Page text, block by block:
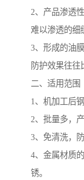
2、产品渗透
难以渗透的细
3、形成的油
防护效果往往
二、适用范围
1、机加工后
2、批量多，
3、免清洗，
4、金属材质
锈。